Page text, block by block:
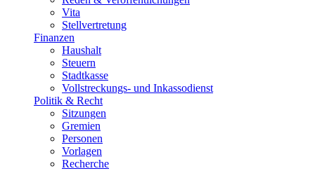
Vita
Stellvertretung
Finanzen
Haushalt
Steuern
Stadtkasse
Vollstreckungs- und Inkassodienst
Politik & Recht
Sitzungen
Gremien
Personen
Vorlagen
Recherche